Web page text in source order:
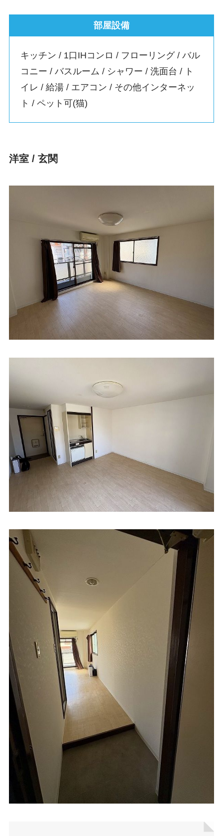
部屋設備
キッチン / 1口IHコンロ / フローリング / バル
コニー / バスルーム / シャワー / 洗面台 / ト
イレ / 給湯 / エアコン / その他インターネッ
ト / ペット可(猫)
洋室 / 玄関